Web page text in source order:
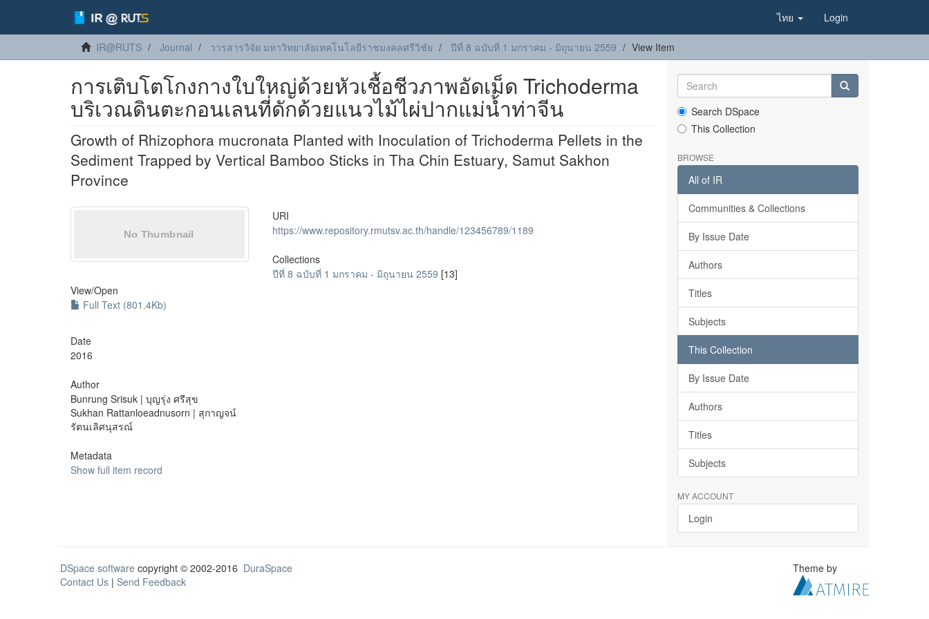
ไทย Login
IR@RUTS Journal วารสารวิจัย มหาวิทยาลัยเทคโนโลยีราชมงคลศรีวิชัย ปีที่ 8 ฉบับที่ 1 มกราคม - มิถุนายน 2559 View Item
การเติบโตโกงกางใบใหญ่ด้วยหัวเชื้อชีวภาพอัดเม็ด Trichoderma
บริเวณดินตะกอนเลนที่ดักด้วยแนวไม้ไผ่ปากแม่น้ำท่าจีน
Growth of Rhizophora mucronata Planted with Inoculation of Trichoderma Pellets in the
Sediment Trapped by Vertical Bamboo Sticks in Tha Chin Estuary, Samut Sakhon
Province
View/Open
Full Text (801.4Kb)
Date
2016
Author
Bunrung Srisuk | บุญรุ่ง ศรีสุข
Sukhan Rattanloeadnusorn | สุกาญจน์
รัตนเลิศนุสรณ์
Metadata
Show full item record
URI
https://www.repository.rmutsv.ac.th/handle/123456789/1189
Collections
ปีที่ 8 ฉบับที่ 1 มกราคม - มิถุนายน 2559 [13]
Search DSpace
This Collection
BROWSE
All of IR
Communities & Collections
By Issue Date
Authors
Titles
Subjects
This Collection
By Issue Date
Authors
Titles
Subjects
MY ACCOUNT
Login
DSpace software copyright © 2002-2016 DuraSpace
Contact Us | Send Feedback
Theme by